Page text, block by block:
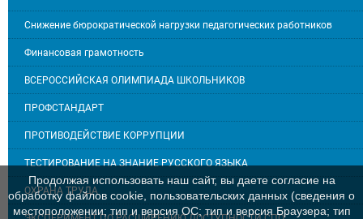
Снижение бюрократической нагрузки педагогических работников
Финансовая грамотность
ВСЕРОССИЙСКАЯ ОЛИМПИАДА ШКОЛЬНИКОВ
ПРОФСТАНДАРТ
ПРОТИВОДЕЙСТВИЕ КОРРУПЦИИ
ТЕСТИРОВАНИЕ НА ЗНАНИЕ РУССКОГО ЯЗЫКА
ОХРАНА ТРУДА
Продолжая использовать наш сайт, вы даете согласие на
обработку файлов cookie, пользовательских данных (сведения о
местоположении; тип и версия ОС; тип и версия Браузера; тип